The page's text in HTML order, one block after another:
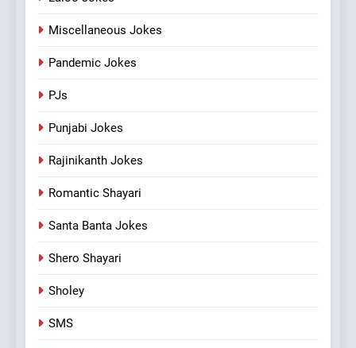
Miscellaneous Jokes
Pandemic Jokes
PJs
Punjabi Jokes
Rajinikanth Jokes
Romantic Shayari
Santa Banta Jokes
Shero Shayari
Sholey
SMS